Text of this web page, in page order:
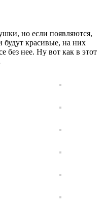
но если появляются,
будут красивые, на них
без нее. Ну вот как в этот